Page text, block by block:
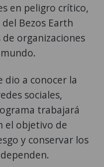
en peligro crítico,
Bezos Earth
de organizaciones
dio a conocer la
sociales,
trabajará
el objetivo de
y conservar los